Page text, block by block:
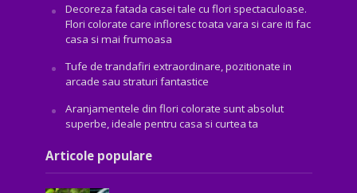
Decoreza fatada casei tale cu flori spectaculoase.
Flori colorate care infloresc toata vara si care iti fac
casa si mai frumoasa
Tufe de trandafiri extraordinare, pozitionate in
arcade sau straturi fantastice
Aranjamentele din flori colorate sunt absolut
superbe, ideale pentru casa si curtea ta
Articole populare